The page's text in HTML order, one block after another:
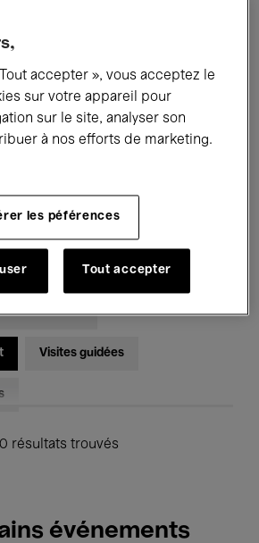
Concerts
Films Performances
Global Music
Kids’ Palace
Visites guidées
0 résultats trouvés
événements
accepter », vous acceptez le
sur votre appareil pour
sur le site, analyser son
à nos efforts de marketing.
les péférences
Tout accepter